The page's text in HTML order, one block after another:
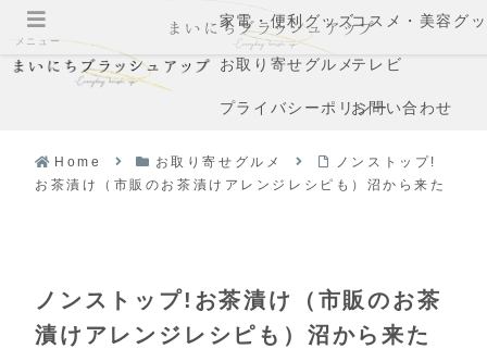
家電・便利グッズコスメ・美容グ
お取り寄せグルメテレビ
プライバシーポリシーお問い合わせ
Home お取り寄せグルメ
ノンストップ!
お茶漬け（市販のお茶漬けアレンジレシピも）沼から来た
ノンストップ!お茶漬け（市販のお茶
漬けアレンジレシピも）沼から来た
メニュー